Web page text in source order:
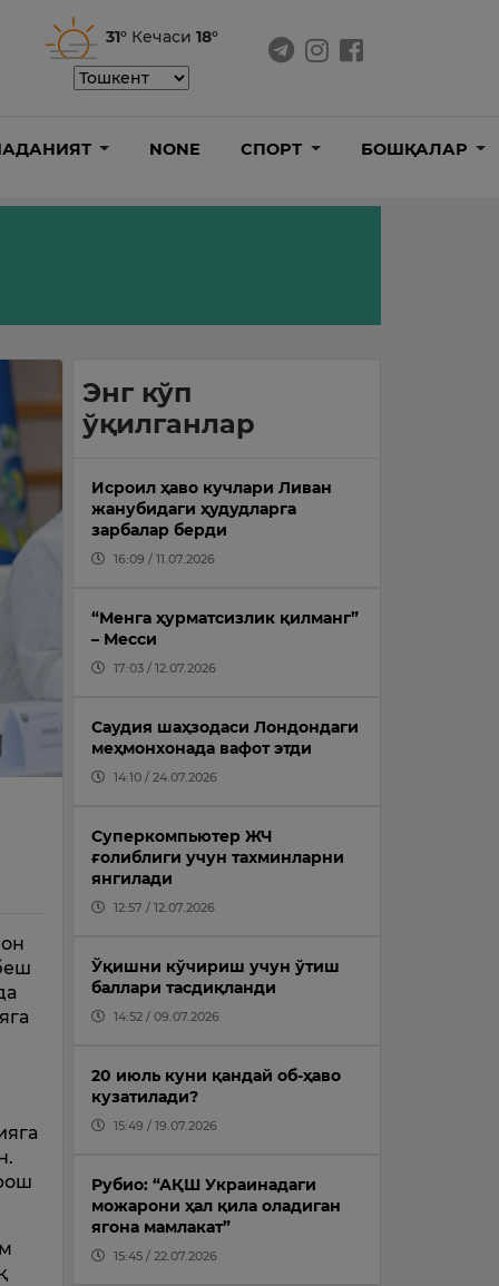
31° Кечаси 18°
NONE СПОРТ БОШҚАЛАР
Энг кўп
ўқилганлар
Исроил ҳаво кучлари Ливан
жанубидаги ҳудудларга
зарбалар берди
16:09 / 11.07.2026
“Менга ҳурматсизлик қилманг”
– Месси
17:03 / 12.07.2026
Саудия шаҳзодаси Лондондаги
меҳмонхонада вафот этди
14:10 / 24.07.2026
Суперкомпьютер ЖЧ
ғолиблиги учун тахминларни
янгилади
12:57 / 12.07.2026
Ўқишни кўчириш учун ўтиш
баллари тасдиқланди
14:52 / 09.07.2026
20 июль куни қандай об-ҳаво
кузатилади?
15:49 / 19.07.2026
Рубио: “АҚШ Украинадаги
можарони ҳал қила оладиган
ягона мамлакат”
15:45 / 22.07.2026